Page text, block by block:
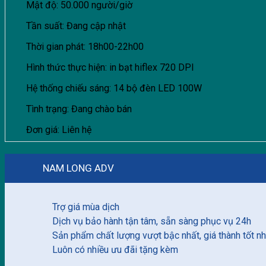
Mật độ: 50.000 người/giờ
Tần suất: Đang cập nhật
Thời gian phát: 18h00-22h00
Hình thức thực hiện: in bạt hiflex 720 DPI
Hệ thống chiếu sáng: 14 bộ đèn LED 100W
Tình trạng: Đang chào bán
Đơn giá: Liên hệ
NAM LONG ADV
Trợ giá mùa dịch
Dịch vụ bảo hành tận tâm, sẵn sàng phục vụ 24h
Sản phẩm chất lượng vượt bậc nhất, giá thành tốt
Luôn có nhiều ưu đãi tặng kèm